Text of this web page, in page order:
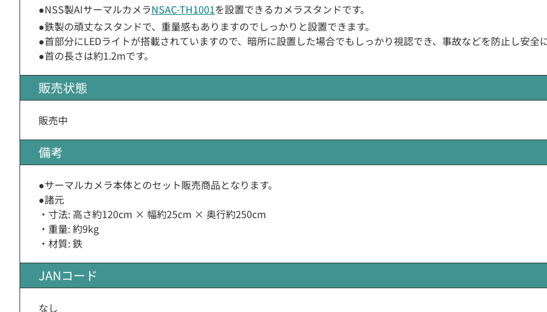
●NSS製AIサーマルカメラNSAC-TH1001を設置できるカメラスタンドです。
●鉄製の頑丈なスタンドで、重量感もありますのでしっかりと設置できます。
●首部分にLEDライトが搭載されていますので、暗所に設置した場合でもしっかり視認でき、事故などを防止し安全
●首の長さは約1.2mです。
販売状態
販売中
備考
●サーマルカメラ本体とのセット販売商品となります。
●諸元
・寸法: 高さ約120cm × 幅約25cm × 奥行約250cm
・重量: 約9kg
・材質: 鉄
JANコード
なし